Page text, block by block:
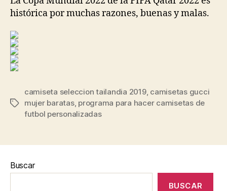
histórica por muchas razones, buenas y malas.
Etiquetas
camiseta seleccion tailandia 2019, camisetas gucci
mujer baratas, programa para hacer camisetas de
futbol personalizadas
Buscar
BUSCAR